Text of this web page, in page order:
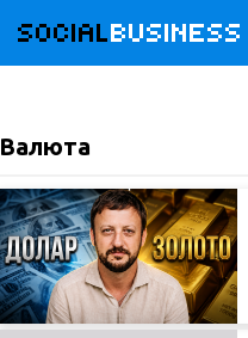
SOCIALBUSINESS
Валюта